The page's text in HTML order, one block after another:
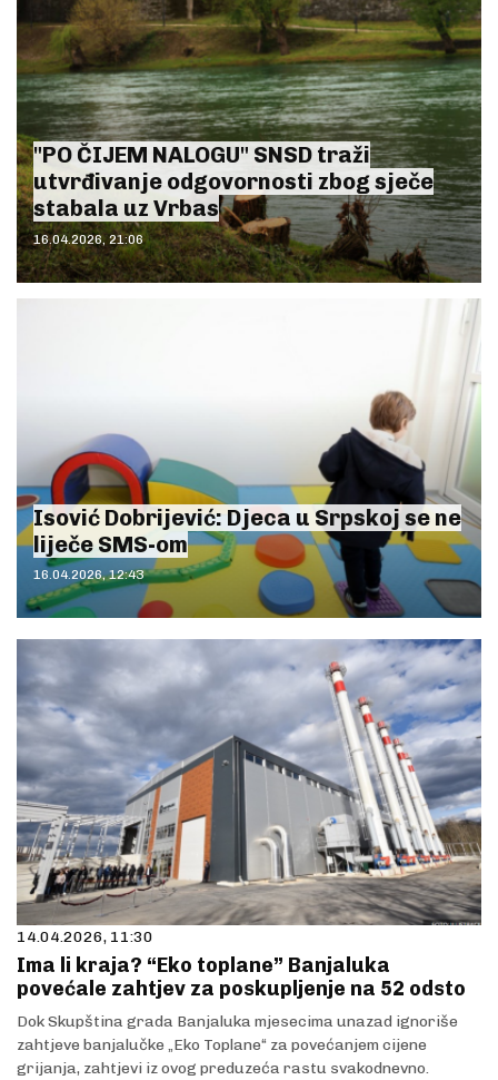
"PO ČIJEM NALOGU" SNSD traži
utvrđivanje odgovornosti zbog sječe
stabala uz Vrbas
16.04.2026, 21:06
Isović Dobrijević: Djeca u Srpskoj se ne
liječe SMS-om
16.04.2026, 12:43
14.04.2026, 11:30
Ima li kraja? “Eko toplane” Banjaluka
povećale zahtjev za poskupljenje na 52 odsto
Dok Skupština grada Banjaluka mjesecima unazad ignoriše
zahtjeve banjalučke „Eko Toplane“ za povećanjem cijene
grijanja, zahtjevi iz ovog preduzeća rastu svakodnevno.